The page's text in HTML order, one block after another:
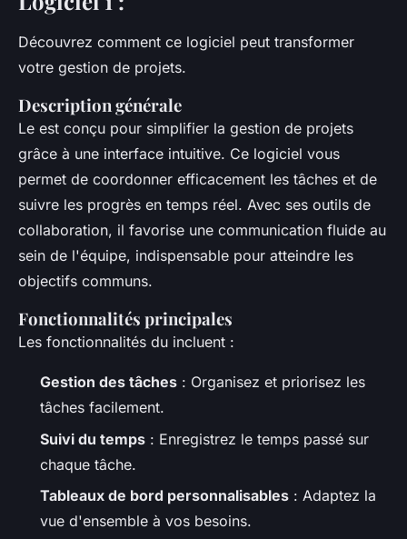
Découvrez comment ce logiciel peut transformer
votre gestion de projets.
Description générale
Le est conçu pour simplifier la gestion de projets
grâce à une interface intuitive. Ce logiciel vous
permet de coordonner efficacement les tâches et de
suivre les progrès en temps réel. Avec ses outils de
collaboration, il favorise une communication fluide au
sein de l'équipe, indispensable pour atteindre les
objectifs communs.
Fonctionnalités principales
Les fonctionnalités du incluent :
Gestion des tâches : Organisez et priorisez les
tâches facilement.
Suivi du temps : Enregistrez le temps passé sur
chaque tâche.
Tableaux de bord personnalisables : Adaptez la
vue d'ensemble à vos besoins.